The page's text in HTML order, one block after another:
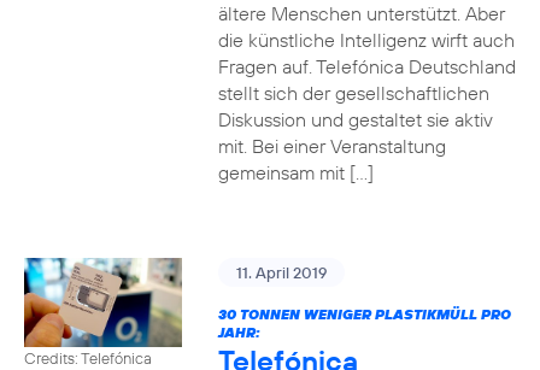
ältere Menschen unterstützt. Aber
die künstliche Intelligenz wirft auch
Fragen auf. Telefónica Deutschland
stellt sich der gesellschaftlichen
Diskussion und gestaltet sie aktiv
mit. Bei einer Veranstaltung
gemeinsam mit […]
Credits: Telefónica
11. April 2019
30 TONNEN WENIGER PLASTIKMÜLL PRO
JAHR:
Telefónica